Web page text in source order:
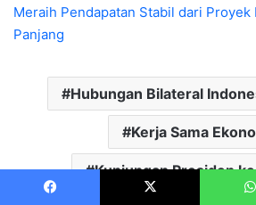
Meraih Pendapatan Stabil dari Proyek
Panjang
Hubungan Bilateral
Kerja Sama
Kunjungan Presiden